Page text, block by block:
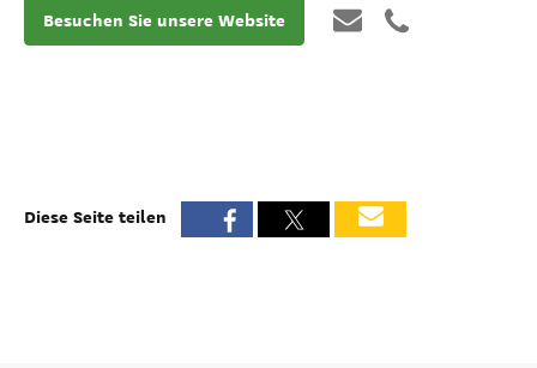
Besuchen Sie unsere Website
Diese Seite teilen